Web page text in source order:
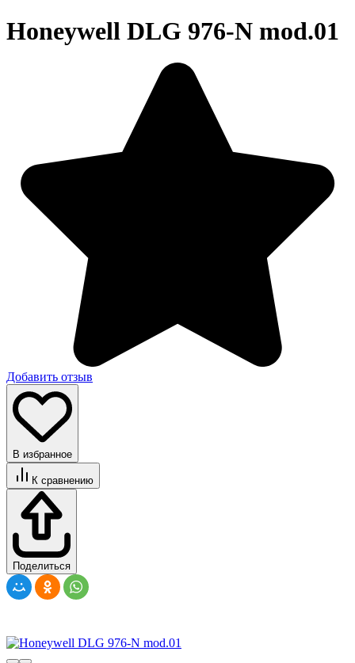
Honeywell DLG 976-N mod.01
Добавить отзыв
В избранное
К сравнению
Поделиться